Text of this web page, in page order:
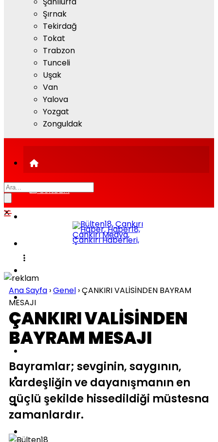
Şırnak
Tekirdağ
Tokat
Trabzon
Tunceli
Uşak
Van
Yalova
Yozgat
Zonguldak
GÜNDEM
KÜLTÜR-SANAT
SPOR
EĞITIM
TEKNOLOJI
İLÇELER
Ana Sayfa ›Genel ›ÇANKIRI VALİSİNDEN BAYRAM
MESAJI
ÇANKIRI VALİSİNDEN
BAYRAM MESAJI
Bayramlar; sevginin, saygının,
kardeşliğin ve dayanışmanın en
güçlü şekilde hissedildiği müstesna
zamanlardır.